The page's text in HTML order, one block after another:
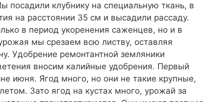
посадили клубнику на специальную ткань, в
на расстоянии 35 см и высадили рассаду.
в период укоренения саженцев, но и в
мы срезаем всю листву, оставляя
Удобрение ремонтантной земляники
вносим калийные удобрения. Первый
июня. Ягод много, но они не такие крупные,
Зато ягод на кустах много, урожай за